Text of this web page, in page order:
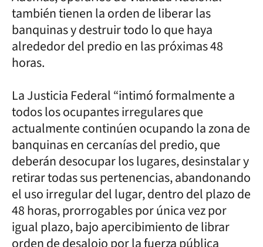
también tienen la orden de liberar las
banquinas y destruir todo lo que haya
alrededor del predio en las próximas 48
horas.
La Justicia Federal “intimó formalmente a
todos los ocupantes irregulares que
actualmente continúen ocupando la zona de
banquinas en cercanías del predio, que
deberán desocupar los lugares, desinstalar y
retirar todas sus pertenencias, abandonando
el uso irregular del lugar, dentro del plazo de
48 horas, prorrogables por única vez por
igual plazo, bajo apercibimiento de librar